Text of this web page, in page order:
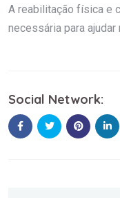
A reabilitação física e
necessária para ajudar
Social Network: